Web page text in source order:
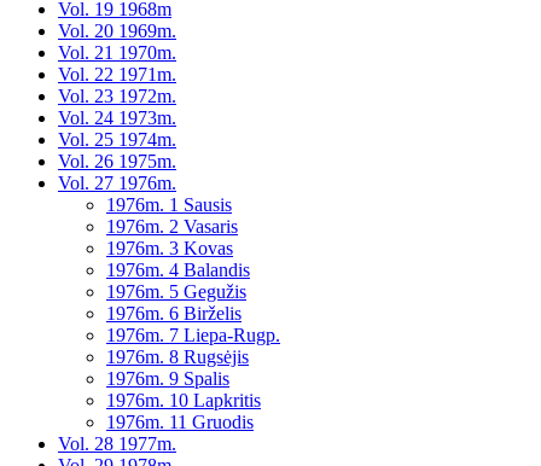
Vol. 19 1968m
Vol. 20 1969m.
Vol. 21 1970m.
Vol. 22 1971m.
Vol. 23 1972m.
Vol. 24 1973m.
Vol. 25 1974m.
Vol. 26 1975m.
Vol. 27 1976m.
1976m. 1 Sausis
1976m. 2 Vasaris
1976m. 3 Kovas
1976m. 4 Balandis
1976m. 5 Gegužis
1976m. 6 Birželis
1976m. 7 Liepa-Rugp.
1976m. 8 Rugsėjis
1976m. 9 Spalis
1976m. 10 Lapkritis
1976m. 11 Gruodis
Vol. 28 1977m.